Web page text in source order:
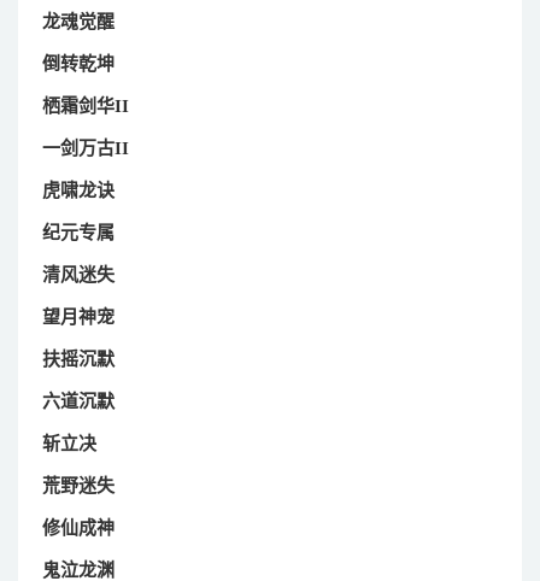
龙魂觉醒
倒转乾坤
栖霜剑华II
一剑万古II
虎啸龙诀
纪元专属
清风迷失
望月神宠
扶摇沉默
六道沉默
斩立决
荒野迷失
修仙成神
鬼泣龙渊